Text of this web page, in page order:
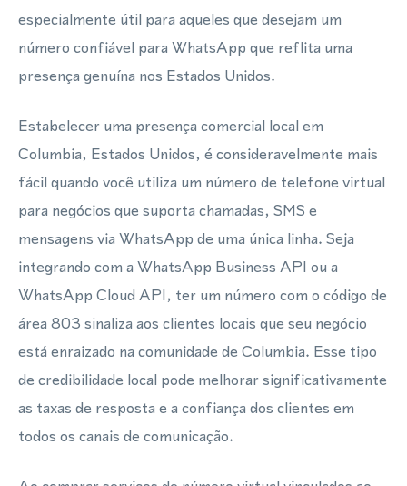
especialmente útil para aqueles que desejam um
número confiável para WhatsApp que reflita uma
presença genuína nos Estados Unidos.
Estabelecer uma presença comercial local em
Columbia, Estados Unidos, é consideravelmente mais
fácil quando você utiliza um número de telefone virtual
para negócios que suporta chamadas, SMS e
mensagens via WhatsApp de uma única linha. Seja
integrando com a WhatsApp Business API ou a
WhatsApp Cloud API, ter um número com o código de
área 803 sinaliza aos clientes locais que seu negócio
está enraizado na comunidade de Columbia. Esse tipo
de credibilidade local pode melhorar significativamente
as taxas de resposta e a confiança dos clientes em
todos os canais de comunicação.